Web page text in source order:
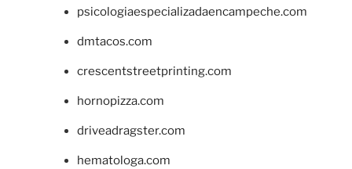
psicologiaespecializadaencampeche.com
dmtacos.com
crescentstreetprinting.com
hornopizza.com
driveadragster.com
hematologa.com